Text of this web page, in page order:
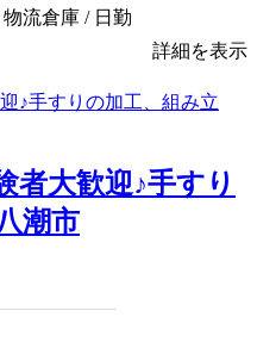
流倉庫 / 日勤
詳細を表示
者大歓迎♪手すり
潮市